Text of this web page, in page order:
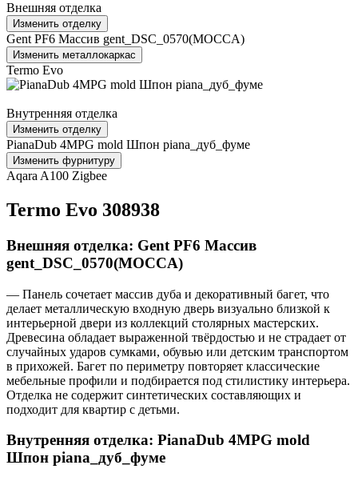
Внешняя отделка
Изменить отделку
Gent PF6 Массив gent_DSC_0570(MOCCA)
Изменить металлокаркас
Termo Evo
Внутренняя отделка
Изменить отделку
PianaDub 4MPG mold Шпон piana_дуб_фуме
Изменить фурнитуру
Aqara A100 Zigbee
Termo Evo 308938
Внешняя отделка: Gent PF6 Массив
gent_DSC_0570(MOCCA)
— Панель сочетает массив дуба и декоративный багет, что
делает металлическую входную дверь визуально близкой к
интерьерной двери из коллекций столярных мастерских.
Древесина обладает выраженной твёрдостью и не страдает от
случайных ударов сумками, обувью или детским транспортом
в прихожей. Багет по периметру повторяет классические
мебельные профили и подбирается под стилистику интерьера.
Отделка не содержит синтетических составляющих и
подходит для квартир с детьми.
Внутренняя отделка: PianaDub 4MPG mold
Шпон piana_дуб_фуме